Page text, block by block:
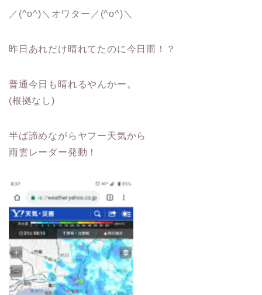
／(^o^)＼オワター／(^o^)＼
昨日あれだけ晴れてたのに今日雨！？
普通今日も晴れるやんかー。
(根拠なし)
半ば諦めながらヤフー天気から
雨雲レーダー発動！